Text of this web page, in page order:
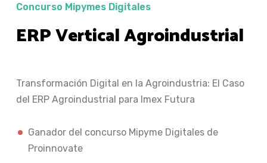
Concurso Mipymes Digitales
ERP Vertical Agroindustrial
Transformación Digital en la Agroindustria: El Caso
del ERP Agroindustrial para Imex Futura
Ganador del concurso Mipyme Digitales de
Proinnovate